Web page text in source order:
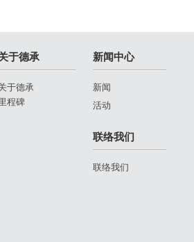
于德承
于德承
程碑
新闻中心
新闻
活动
联络我们
联络我们